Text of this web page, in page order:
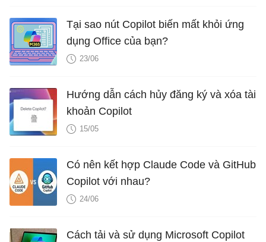
Tại sao nút Copilot biến mất khỏi ứng
dụng Office của bạn?
23/06
Hướng dẫn cách hủy đăng ký và xóa tài
khoản Copilot
15/05
Có nên kết hợp Claude Code và GitHub
Copilot với nhau?
24/06
Cách tải và sử dụng Microsoft Copilot